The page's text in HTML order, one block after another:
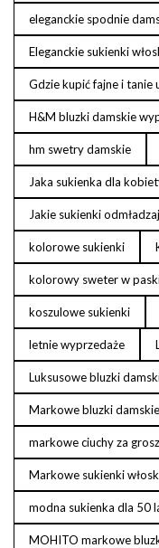
eleganckie spodnie
Eleganckie sukienki
Gdzie kupić fajne i tanie
H&M bluzki damskie
hm swetry damskie
Jaka sukienka dla
Jakie sukienki
kolorowe sukienki
kolorowy sweter w
koszulowe sukienki
letnie wyprzedaże
Luksusowe bluzki
Markowe bluzki
markowe ciuchy za
Markowe sukienki
modna sukienka dla 50
MOHITO markowe